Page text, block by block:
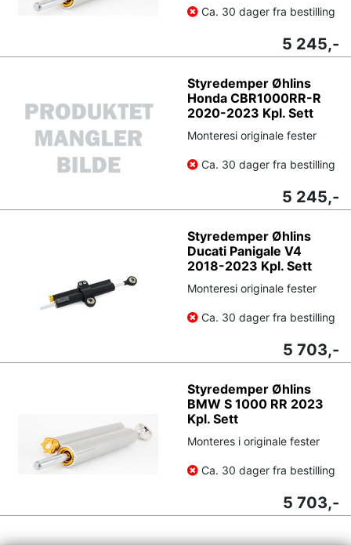
Ca. 30 dager fra bestilling
5 245,-
Styredemper Øhlins
Honda CBR1000RR-R
2020-2023 Kpl. Sett
Monteresi originale fester
Ca. 30 dager fra bestilling
5 245,-
Styredemper Øhlins
Ducati Panigale V4
2018-2023 Kpl. Sett
Monteresi originale fester
Ca. 30 dager fra bestilling
5 703,-
Styredemper Øhlins
BMW S 1000 RR 2023
Kpl. Sett
Monteres i originale fester
Ca. 30 dager fra bestilling
5 703,-